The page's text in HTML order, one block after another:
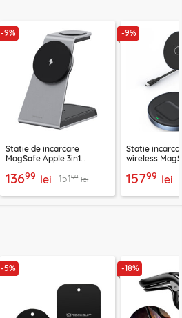
-9%
Statie de incarcare
MagSafe Apple 3in1
WSOP15020003
13699 lei 15199 lei
-9%
Statie
wireless
15799 lei
-5% -18%